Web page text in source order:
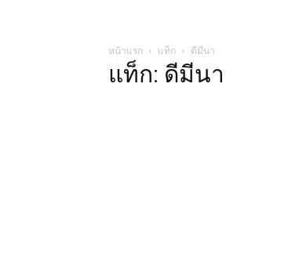
หน้าแรก แท็ก ดีมีนา
แท็ก: ดีมีนา